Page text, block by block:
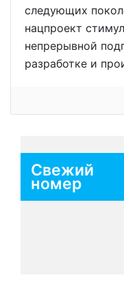
следующих
нацпроект
непрерывной
разработке и
Свежий
номер